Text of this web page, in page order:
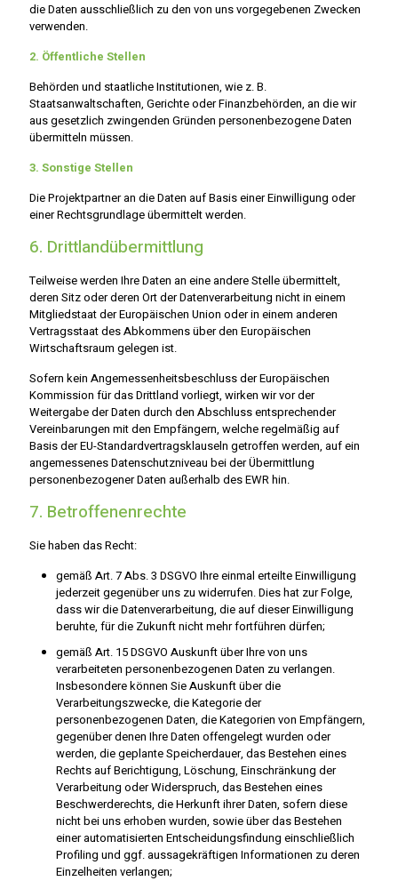
die Daten ausschließlich zu den von uns vorgegebenen Zwecken
verwenden.
2. Öffentliche Stellen
Behörden und staatliche Institutionen, wie z. B.
Staatsanwaltschaften, Gerichte oder Finanzbehörden, an die wir
aus gesetzlich zwingenden Gründen personenbezogene Daten
übermitteln müssen.
3. Sonstige Stellen
Die Projektpartner an die Daten auf Basis einer Einwilligung oder
einer Rechtsgrundlage übermittelt werden.
6. Drittlandübermittlung
Teilweise werden Ihre Daten an eine andere Stelle übermittelt,
deren Sitz oder deren Ort der Datenverarbeitung nicht in einem
Mitgliedstaat der Europäischen Union oder in einem anderen
Vertragsstaat des Abkommens über den Europäischen
Wirtschaftsraum gelegen ist.
Sofern kein Angemessenheitsbeschluss der Europäischen
Kommission für das Drittland vorliegt, wirken wir vor der
Weitergabe der Daten durch den Abschluss entsprechender
Vereinbarungen mit den Empfängern, welche regelmäßig auf
Basis der EU-Standardvertragsklauseln getroffen werden, auf ein
angemessenes Datenschutzniveau bei der Übermittlung
personenbezogener Daten außerhalb des EWR hin.
7. Betroffenenrechte
Sie haben das Recht:
gemäß Art. 7 Abs. 3 DSGVO Ihre einmal erteilte Einwilligung
jederzeit gegenüber uns zu widerrufen. Dies hat zur Folge,
dass wir die Datenverarbeitung, die auf dieser Einwilligung
beruhte, für die Zukunft nicht mehr fortführen dürfen;
gemäß Art. 15 DSGVO Auskunft über Ihre von uns
verarbeiteten personenbezogenen Daten zu verlangen.
Insbesondere können Sie Auskunft über die
Verarbeitungszwecke, die Kategorie der
personenbezogenen Daten, die Kategorien von Empfängern,
gegenüber denen Ihre Daten offengelegt wurden oder
werden, die geplante Speicherdauer, das Bestehen eines
Rechts auf Berichtigung, Löschung, Einschränkung der
Verarbeitung oder Widerspruch, das Bestehen eines
Beschwerderechts, die Herkunft ihrer Daten, sofern diese
nicht bei uns erhoben wurden, sowie über das Bestehen
einer automatisierten Entscheidungsfindung einschließlich
Profiling und ggf. aussagekräftigen Informationen zu deren
Einzelheiten verlangen;